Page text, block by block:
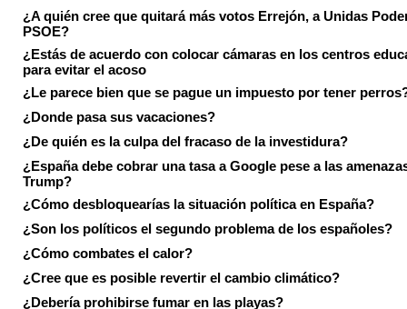
¿A quién cree que quitará más votos Errejón, a Unidas
PSOE?
¿Estás de acuerdo con colocar cámaras en los centros
para evitar el acoso
¿Le parece bien que se pague un impuesto por tener
¿Donde pasa sus vacaciones?
¿De quién es la culpa del fracaso de la investidura?
¿España debe cobrar una tasa a Google pese a las
Trump?
¿Cómo desbloquearías la situación política en España?
¿Son los políticos el segundo problema de los españoles?
¿Cómo combates el calor?
¿Cree que es posible revertir el cambio climático?
¿Debería prohibirse fumar en las playas?